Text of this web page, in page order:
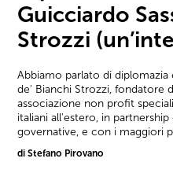
Guicciardo
Strozzi
Abbiamo parlato di
de' Bianchi Strozzi, fondatore
associazione non profit
italiani all'estero, in
governative, e con i maggiori
di Stefano Pirovano